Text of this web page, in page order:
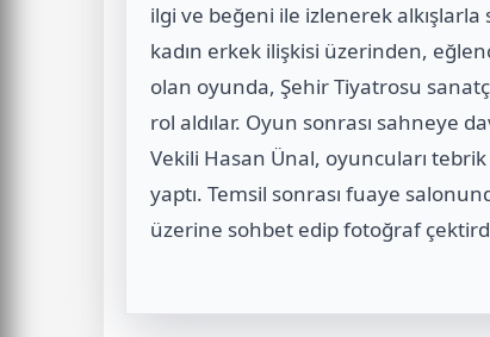
ilgi ve beğeni ile izlenerek
kadın erkek ilişkisi üzerinden,
olan oyunda, Şehir Tiyatrosu
rol aldılar. Oyun sonrası sahneye
Vekili Hasan Ünal, oyuncuları
yaptı. Temsil sonrası fuaye
üzerine sohbet edip fotoğraf